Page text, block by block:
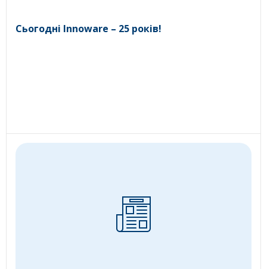
Сьогодні Innoware – 25 років!